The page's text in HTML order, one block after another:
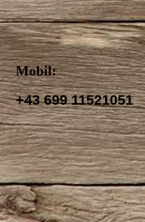
Mobil:
+43 699 11521051